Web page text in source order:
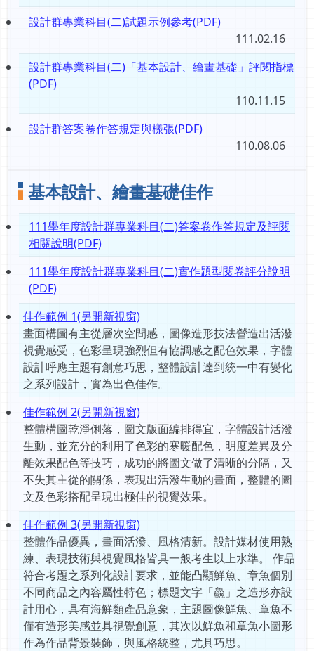
設計群專業科目(二)試題示例參考(PDF)
111.02.16
設計群專業科目(二)「基本設計、繪畫基礎」評閱指標
(PDF)
110.11.15
設計群答案卷作答規定與樣張(PDF)
110.08.06
基本設計、繪畫基礎佳作
111學年度設計群專業科目(二)答案卷作答規定及評閱
相關說明(PDF)
111學年度設計群專業科目(二)實作題型閱卷評分說明
(PDF)
佳作範例 1(另開新視窗)
畫面構圖有主從層次空間感，圖像造形技法營造出活潑
視覺感受，色彩呈現強烈但有協調感之配色效果，字體
設計呼應主題有創意巧思，整體設計達到統一中有變化
之系列設計，實為出色佳作。
佳作範例 2(另開新視窗)
整體構圖乾淨俐落，圖文版面編排得宜，字體設計活潑
生動，並充分的利用了色彩的寒暖配色，明度差異及分
離效果配色等技巧，成功的將圖文做了清晰的分隔，又
不失其主從的關係，表現出活潑生動的畫面，整體的圖
文及色彩搭配呈現出極佳的視覺效果。
佳作範例 3(另開新視窗)
整體作品優異，畫面活潑、風格清新。設計媒材使用熟
練、表現技術與視覺風格皆具一般考生以上水準。 作品
符合考題之系列化設計要求，並能凸顯鮮魚、章魚個別
不同商品之內容屬性特色；標題文字「鱻」之造形亦設
計用心，具有海鮮類產品意象，主題圖像鮮魚、章魚不
僅有造形美感並具視覺創意，其次以鮮魚和章魚小圖形
作為作品背景裝飾，與風格統整，尤具巧思。